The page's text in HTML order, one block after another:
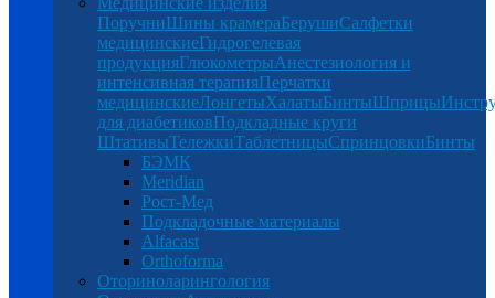
ПоручниШины крамераБерушиСалфетки
медицинскиеГидрогелевая
продукцияГлюкометрыАнестезиология и
интенсивная терапияПерчатки
медицинскиеЛонгетыХалатыБинтыШприцы
для диабетиковПодкладные круги
ШтативыТележкиТаблетницыСпринцовкиБинты
БЭМК
Meridian
Рост-Мед
Подкладочные материалы
Alfacast
Orthoforma
Оториноларингология